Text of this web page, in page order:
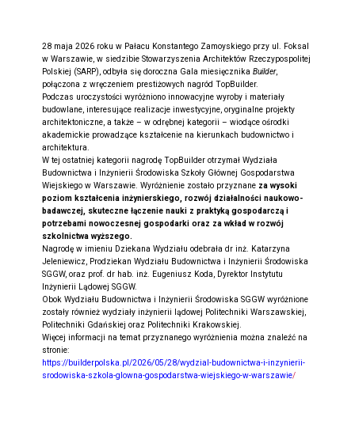
28 maja 2026 roku w Pałacu Konstantego Zamoyskiego przy ul. Foksal
w Warszawie, w siedzibie Stowarzyszenia Architektów Rzeczypospolitej
Polskiej (SARP), odbyła się doroczna Gala miesięcznika Builder,
połączona z wręczeniem prestiżowych nagród TopBuilder.
Podczas uroczystości wyróżniono innowacyjne wyroby i materiały
budowlane, interesujące realizacje inwestycyjne, oryginalne projekty
architektoniczne, a także – w odrębnej kategorii – wiodące ośrodki
akademickie prowadzące kształcenie na kierunkach budownictwo i
architektura.
W tej ostatniej kategorii nagrodę TopBuilder otrzymał Wydziała
Budownictwa i Inżynierii Środowiska Szkoły Głównej Gospodarstwa
Wiejskiego w Warszawie. Wyróżnienie zostało przyznane za wysoki
poziom kształcenia inżynierskiego, rozwój działalności naukowo-
badawczej, skuteczne łączenie nauki z praktyką gospodarczą i
potrzebami nowoczesnej gospodarki oraz za wkład w rozwój
szkolnictwa wyższego.
Nagrodę w imieniu Dziekana Wydziału odebrała dr inż. Katarzyna
Jeleniewicz, Prodziekan Wydziału Budownictwa i Inżynierii Środowiska
SGGW, oraz prof. dr hab. inż. Eugeniusz Koda, Dyrektor Instytutu
Inżynierii Lądowej SGGW.
Obok Wydziału Budownictwa i Inżynierii Środowiska SGGW wyróżnione
zostały również wydziały inżynierii lądowej Politechniki Warszawskiej,
Politechniki Gdańskiej oraz Politechniki Krakowskiej.
Więcej informacji na temat przyznanego wyróżnienia można znaleźć na
stronie:
https://builderpolska.pl/2026/05/28/wydzial-budownictwa-i-inzynierii-
srodowiska-szkola-glowna-gospodarstwa-wiejskiego-w-warszawie/